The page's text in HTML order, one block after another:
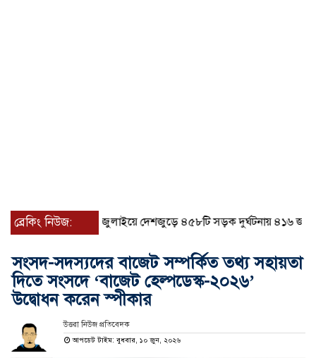
ব্রেকিং নিউজ: জুলাইয়ে দেশজুড়ে ৪৫৮টি সড়ক দুর্ঘটনায় ৪১৬ জন নিহত
সংসদ-সদস্যদের বাজেট সম্পর্কিত তথ্য সহায়তা
দিতে সংসদে ‘বাজেট হেল্পডেস্ক-২০২৬’
উদ্বোধন করেন স্পীকার
উত্তরা নিউজ প্রতিবেদক
আপডেট টাইম: বুধবার, ১০ জুন, ২০২৬